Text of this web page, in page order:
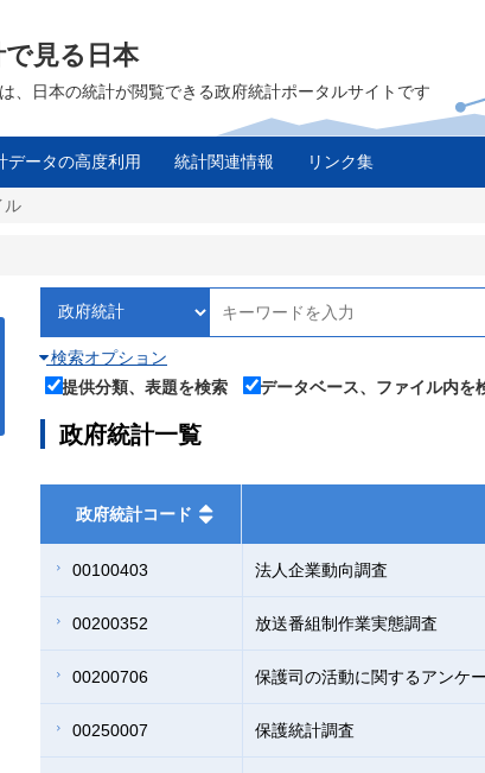
で見る日本
、日本の統計が閲覧できる政府統計ポータルサイトです
データの高度利用 統計関連情報 リンク集
ル
検索オプション
提供分類、表題を検索
データベース、ファイル内を
政府統計一覧
政府統計コード
00100403 法人企業動向調査
00200352 放送番組制作業実態調査
00200706 保護司の活動に関するアンケ
00250007 保護統計調査